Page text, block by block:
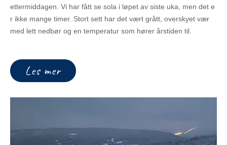
ettermiddagen. Vi har fått se sola i løpet av siste uka, men det e
r ikke mange timer. Stort sett har det vært grått, overskyet vær
med lett nedbør og en temperatur som hører årstiden til.
Les mer